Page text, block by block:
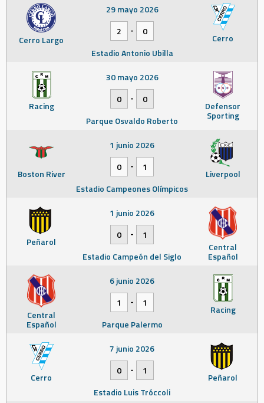
Cerro Largo Cerro
29 mayo 2026
2
-
0
Estadio Antonio Ubilla
Racing Defensor
Sporting
30 mayo 2026
0
-
0
Parque Osvaldo Roberto
Boston River Liverpool
1 junio 2026
0
-
1
Estadio Campeones Olímpicos
Peñarol Central
Español
1 junio 2026
0
-
1
Estadio Campeón del Siglo
Central
Español
Racing
6 junio 2026
1
-
1
Parque Palermo
Cerro Peñarol
7 junio 2026
0
-
1
Estadio Luis Tróccoli